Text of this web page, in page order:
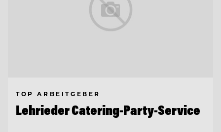
TOP ARBEITGEBER
Lehrieder Catering-Party-Service